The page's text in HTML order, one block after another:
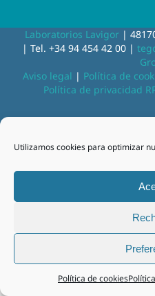
Utilizamos cookies para optimizar
Política de cookies
Laboratorios Lavigor |
| Tel. +34 94 454 42 00 |
Aviso legal | Política de
Política de privacidad